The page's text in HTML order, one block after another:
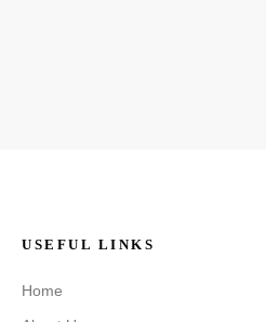
USEFUL LINKS
Home